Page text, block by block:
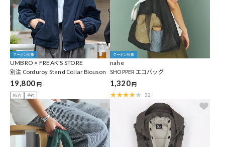
クーポン対象
UMBRO × FREAK'S STORE
別注 Corduroy Stand Collar Blouson
19,800 円
NEW 予約
クーポン対象
nahe
SHOPPER エコバッグ
1,320円
32